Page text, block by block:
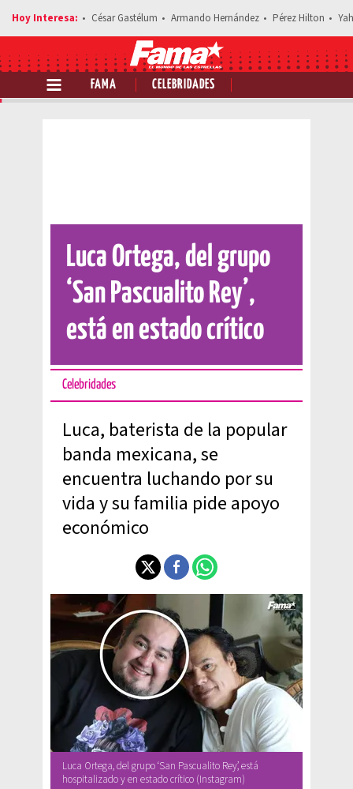
César Gastélum Armando Hernández Pérez Hilton
FAMA CELEBRIDADES
Comparte esta noticia
Luca Ortega, del grupo
‘San Pascualito Rey’,
está en estado crítico
Celebridades
Luca, baterista de la popular
banda mexicana, se
encuentra luchando por su
vida y su familia pide apoyo
económico
Luca Ortega, del grupo ‘San Pascualito Rey’, está
hospitalizado y en estado crítico (Instagram)